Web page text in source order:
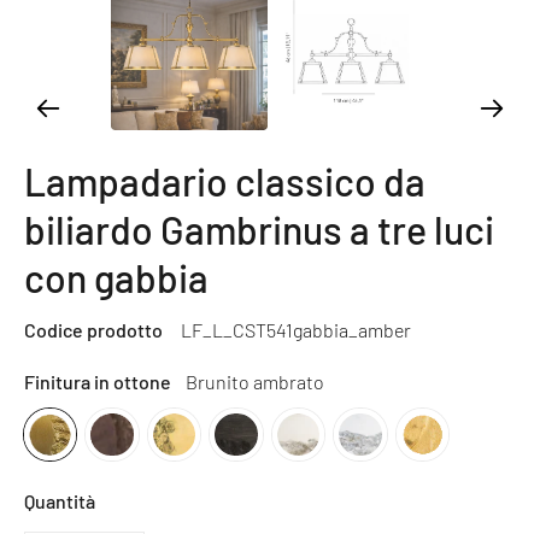
Lampadario classico da
biliardo Gambrinus a tre luci
con gabbia
Codice prodotto LF_L_CST541gabbia_amber
Finitura in ottone Brunito ambrato
Quantità